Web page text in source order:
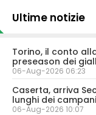
Ultime notizie
Torino, il conto
preseason dei
06-Aug-2026 06:23
Caserta, arriva
lunghi dei campani
06-Aug-2026 10:07